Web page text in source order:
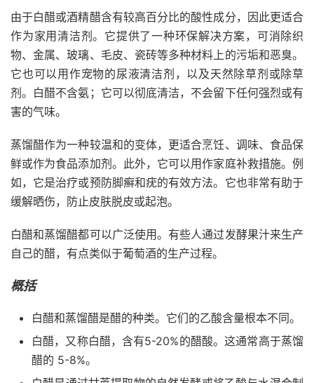
由于白醋或酒精醋含有较高百分比的酸性成分，因此更适合
作为家用清洁剂。它提供了一种环保解决方案，可消除织
物、金属、玻璃、毛皮、瓷砖等多种材料上的污垢和恶臭。
它也可以用作宠物的尿液清洁剂，以及天然除草剂或除草
剂。白醋不含氨；它可以彻底清洁，不会留下任何强烈或有
害的气味。
蒸馏醋作为一种较温和的变体，更适合烹饪、调味、食品保
鲜或作为食品添加剂。此外，它可以用作家庭补救措施。例
如，它是治疗或预防脚癣和疣的有效方法。它也非常有助于
缓解晒伤，防止皮肤脱皮或起泡。
白醋和蒸馏醋都可以广泛使用。有些人通过发酵果汁来生产
自己的醋，有点类似于葡萄酒的生产过程。
概括
白醋和蒸馏醋是醋的种类。它们的乙酸含量根本不同。
白醋，又称白醋，含有5-20%的醋酸。这通常高于蒸馏
醋的 5-8%。